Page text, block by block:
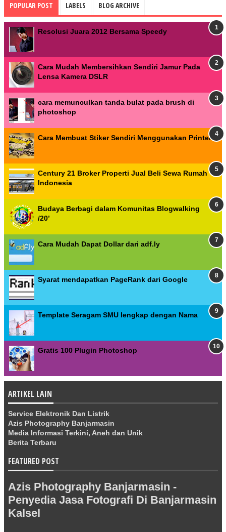
POPULAR POST LABELS BLOG ARCHIVE
Resolusi Juara 2012 Bersama Speedy
Cara Mudah Membersihkan Sendiri Jamur Pada
Lensa Kamera DSLR
cara memunculkan tanda bulat pada brush di
photoshop
Cara Membuat Stiker Sendiri Menggunakan Printer
Century 21 Broker Properti Jual Beli Sewa Rumah
Indonesia
Budaya Berbagi dalam Komunitas Blogwalking
/20’
Cara Mudah Dapat Dollar dari adf.ly
Syarat mendapatkan PageRank dari Google
Template Seragam SMU lengkap dengan Nama
Gratis 100 Plugin Photoshop
ARTIKEL LAIN
Service Elektronik Dan Listrik
Azis Photography Banjarmasin
Media Informasi Terkini, Aneh dan Unik
Berita Terbaru
FEATURED POST
Azis Photography Banjarmasin -
Penyedia Jasa Fotografi Di Banjarmasin
Kalsel